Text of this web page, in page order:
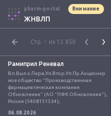
pharm-portal Внимание
ЖНВЛП
Стр. 1 из 13 850
Рамиприл Реневал
Вл.Вып.к.Перв.Уп.Втор.Уп.Пр.Акционер
ное общество "Производственная
фармацевтическая компания
Обновление" (АО "ПФК Обновление"),
Россия (5408151534);
06.08.2026